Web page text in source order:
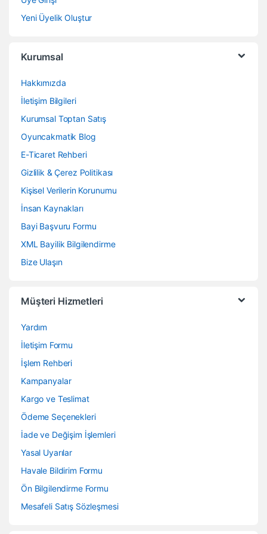
Yeni Üyelik Oluştur
Kurumsal
Hakkımızda
İletişim Bilgileri
Kurumsal Toptan Satış
Oyuncakmatik Blog
E-Ticaret Rehberi
Gizlilik & Çerez Politikası
Kişisel Verilerin Korunumu
İnsan Kaynakları
Bayi Başvuru Formu
XML Bayilik Bilgilendirme
Bize Ulaşın
Müşteri Hizmetleri
Yardım
İletişim Formu
İşlem Rehberi
Kampanyalar
Kargo ve Teslimat
Ödeme Seçenekleri
İade ve Değişim İşlemleri
Yasal Uyarılar
Havale Bildirim Formu
Ön Bilgilendirme Formu
Mesafeli Satış Sözleşmesi